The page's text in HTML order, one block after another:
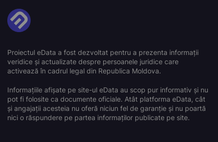
Proiectul eData a fost dezvoltat pentru a prezenta informații
veridice și actualizate despre persoanele juridice care
activează în cadrul legal din Republica Moldova.
Informațiile afișate pe site-ul eData au scop pur informativ și nu
pot fi folosite ca documente oficiale. Atât platforma eData, cât
și angajații acesteia nu oferă niciun fel de garanție și nu poartă
nici o răspundere pe partea informaților publicate pe site.